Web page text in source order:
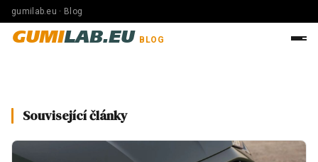
gumilab.eu · Blog
GUMILAB.EU BLOG
Související články